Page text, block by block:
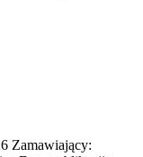
Zamawiający: